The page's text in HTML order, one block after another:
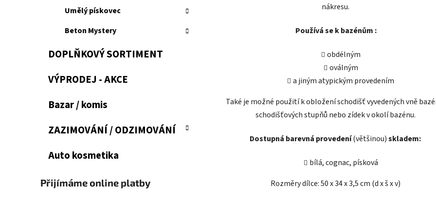
Umělý pískovec
Beton Mystery
DOPLŇKOVÝ SORTIMENT
VÝPRODEJ - AKCE
Bazar / komis
ZAZIMOVÁNÍ / ODZIMOVÁNÍ
Auto kosmetika
Přijímáme online platby
nákresu.
Používá se k bazénům :
obdélným
oválným
a jiným atypickým provedením
Také je možné použití k obložení schodišť vyvedených vně
schodišťových stupňů nebo zídek v okolí bazénu.
Dostupná barevná provedení(většinou)skladem:
bílá, cognac, písková
Rozměry dílce: 50 x 34 x 3,5 cm (d x š x v)